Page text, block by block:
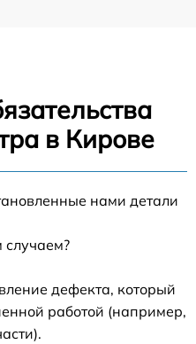
в Кирове
нами детали
случаем?
дефекта, который
работой (например,